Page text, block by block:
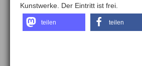
Kunstwerke. Der Eintritt ist frei.
teilen teilen